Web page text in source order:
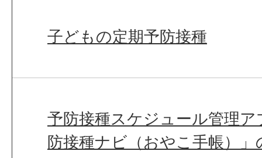
子どもの定期予防接種
予防接種スケジュール管理
防接種ナビ（おやこ手帳）」